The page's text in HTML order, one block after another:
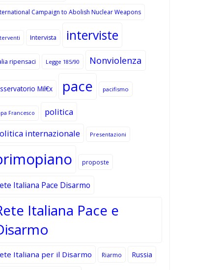
Campaign to Abolish Nuclear Weapons
Intervista interviste
ripensaci Legge 185/90 Nonviolenza
Mil€x pace pacifismo
Francesco
politica
internazionale
Presentazioni
proposte
Italiana Pace Disarmo
Italiana Pace e
Italiana per il Disarmo Riarmo Russia